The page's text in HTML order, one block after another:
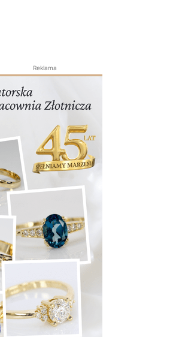
Reklama